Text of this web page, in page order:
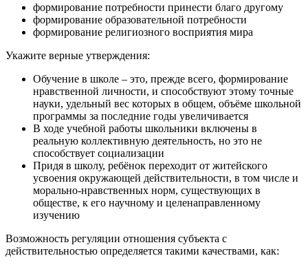
формирование потребности принести благо другому
формирование образовательной потребности
формирование религиозного восприятия мира
Укажите верные утверждения:
Обучение в школе – это, прежде всего, формирование
нравственной личности, и способствуют этому точные
науки, удельный вес которых в общем, объёме школьной
программы за последние годы увеличивается
В ходе учебной работы школьники включены в
реальную коллективную деятельность, но это не
способствует социализации
Придя в школу, ребёнок переходит от житейского
усвоения окружающей действительности, в том числе и
морально-нравственных норм, существующих в
обществе, к его научному и целенаправленному
изучению
Возможность регуляции отношения субъекта с
действительностью определяется такими качествами, как: